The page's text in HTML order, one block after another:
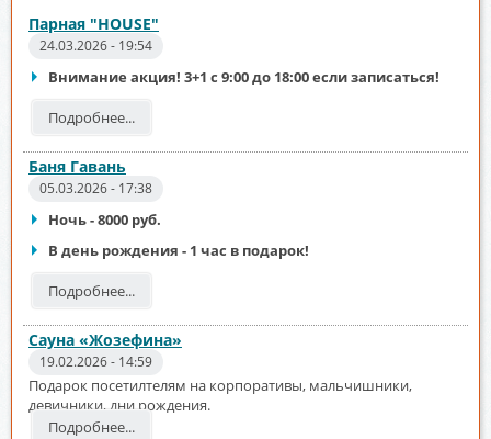
Парная "HOUSE"
24.03.2026 - 19:54
Внимание акция! 3+1 с 9:00 до 18:00 если записаться!
Подробнее...
Баня Гавань
05.03.2026 - 17:38
Ночь - 8000 руб.
В день рождения - 1 час в подарок!
Подробнее...
Сауна «Жозефина»
19.02.2026 - 14:59
Подарок посетилтелям на корпоративы, мальчишники,
девичники, дни рождения.
Подробнее...